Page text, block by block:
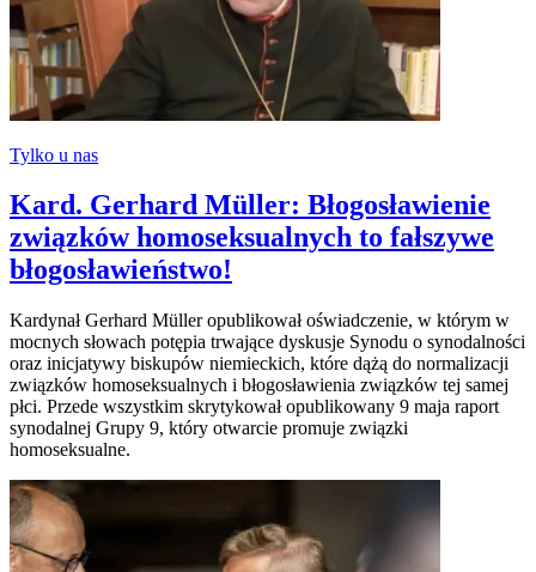
Tylko u nas
Kard. Gerhard Müller: Błogosławienie
związków homoseksualnych to fałszywe
błogosławieństwo!
Kardynał Gerhard Müller opublikował oświadczenie, w którym w
mocnych słowach potępia trwające dyskusje Synodu o synodalności
oraz inicjatywy biskupów niemieckich, które dążą do normalizacji
związków homoseksualnych i błogosławienia związków tej samej
płci. Przede wszystkim skrytykował opublikowany 9 maja raport
synodalnej Grupy 9, który otwarcie promuje związki
homoseksualne.